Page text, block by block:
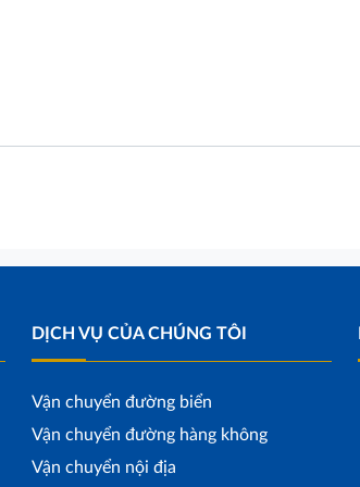
DỊCH VỤ CỦA CHÚNG TÔI
Vận chuyển đường biển
Vận chuyển đường hàng không
Vận chuyển nội địa